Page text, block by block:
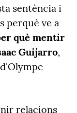
sentència i
perquè ve a
què mentir
Guijarro,
relacions